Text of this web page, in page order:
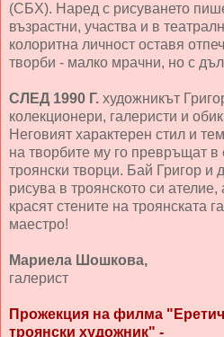
(СБХ). Наред с рисуването
възрастни, участва и в
колоритна личност оставя
творби - малко мрачни, но с
СЛЕД 1990 Г. художникът
колекционери, галеристи и
Неговият характерен стил и
на творбите му го превръщат в
троянски творци. Бай Григор и
рисува в троянското си
красят стените на троянската
маестро!
Мариела Шошкова,
галерист
Прожекция на филма
троянски художник" -